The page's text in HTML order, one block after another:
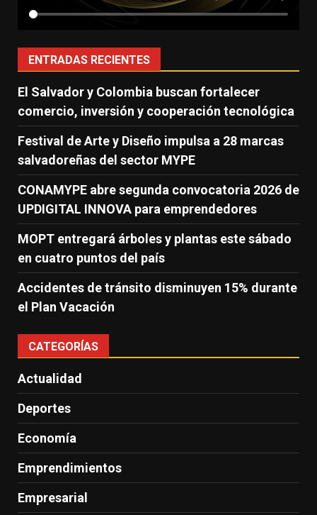
ENTRADAS RECIENTES
El Salvador y Colombia buscan fortalecer
comercio, inversión y cooperación tecnológica
Festival de Arte y Diseño impulsa a 28 marcas
salvadoreñas del sector MYPE
CONAMYPE abre segunda convocatoria 2026 de
UPDIGITAL INNOVA para emprendedores
MOPT entregará árboles y plantas este sábado
en cuatro puntos del país
Accidentes de tránsito disminuyen 15% durante
el Plan Vacación
CATEGORÍAS
Actualidad
Deportes
Economía
Emprendimientos
Empresarial